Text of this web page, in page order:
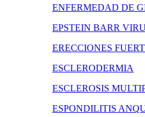
ENFERMEDAD DE
EPSTEIN BARR
ERECCIONES
ESCLERODERMIA
ESCLEROSIS
ESPONDILITIS